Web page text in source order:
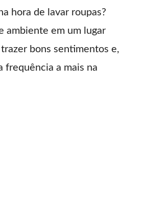
hora de lavar roupas?
ambiente em um lugar
bons sentimentos e,
frequência a mais na